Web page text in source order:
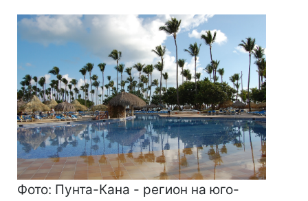
Фото: Пунта-Кана - регион на юго-